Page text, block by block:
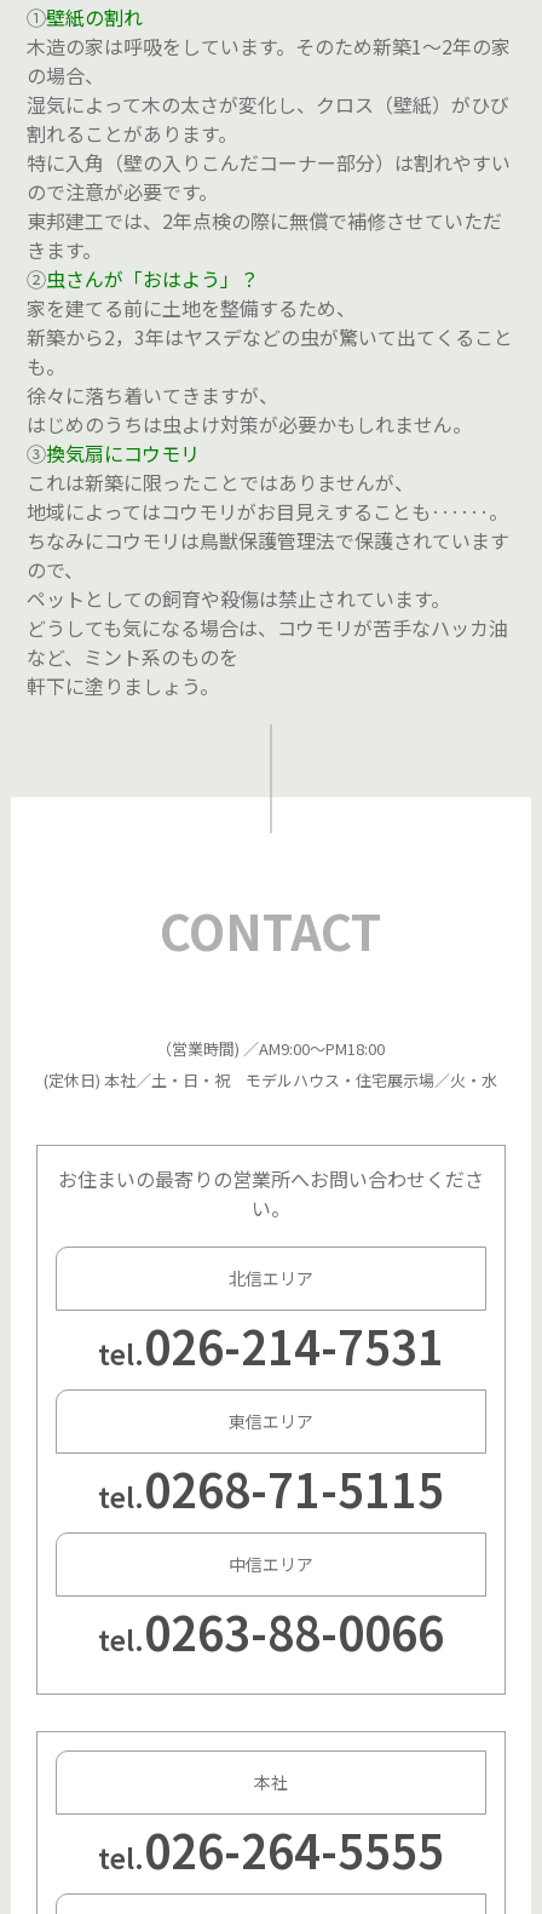
①壁紙の割れ
木造の家は呼吸をしています。そのため新築1～2年の家
の場合、
湿気によって木の太さが変化し、クロス（壁紙）がひび
割れることがあります。
特に入角（壁の入りこんだコーナー部分）は割れやすい
ので注意が必要です。
東邦建工では、2年点検の際に無償で補修させていただ
きます。
②虫さんが「おはよう」？
家を建てる前に土地を整備するため、
新築から2，3年はヤスデなどの虫が驚いて出てくること
も。
徐々に落ち着いてきますが、
はじめのうちは虫よけ対策が必要かもしれません。
③換気扇にコウモリ
これは新築に限ったことではありませんが、
地域によってはコウモリがお目見えすることも‥‥‥。
ちなみにコウモリは鳥獣保護管理法で保護されています
ので、
ペットとしての飼育や殺傷は禁止されています。
どうしても気になる場合は、コウモリが苦手なハッカ油
など、ミント系のものを
軒下に塗りましょう。
CONTACT
（営業時間) ／AM9:00～PM18:00
(定休日) 本社／土・日・祝 モデルハウス・住宅展示場／火・水
お住まいの最寄りの営業所へお問い合わせくださ
い。
北信エリア
tel.026-214-7531
東信エリア
tel.0268-71-5115
中信エリア
tel.0263-88-0066
本社
tel.026-264-5555